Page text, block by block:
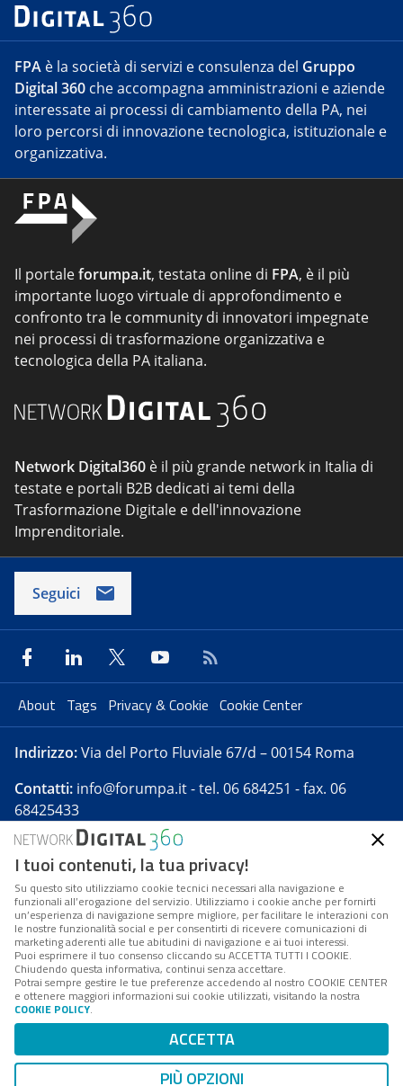
FPA è la società di servizi e consulenza del Gruppo
Digital 360 che accompagna amministrazioni e aziende
interessate ai processi di cambiamento della PA, nei
loro percorsi di innovazione tecnologica, istituzionale e
organizzativa.
Il portaleforumpa.it, testata online di FPA, è il più
importante luogo virtuale di approfondimento e
confronto tra le community di innovatori impegnate
nei processi di trasformazione organizzativa e
tecnologica della PA italiana.
Network Digital360 è il più grande network in Italia di
testate e portali B2B dedicati ai temi della
Trasformazione Digitale e dell'innovazione
Imprenditoriale.
Seguici
About Tags Privacy & Cookie Cookie Center
Indirizzo:Via del Porto Fluviale 67/d – 00154 Roma
Contatti: info@forumpa.it- tel. 06 684251 - fax. 06
68425433
Forumpa.itè una pubblicazione telematica iscritta
presso Registro della stampa del Tribunale di Roma -
Reg. n. 182 del 2 maggio 2008 - Direttore resp. Michela
Stentella
FPA s.r.l. è società soggetta a Direzione e
Coordinamento da parte di Digital360 S.p.A. - FPA s.r.l.
è un'azienda certificata per il sistema di management
Codice Fiscale/Partita IVA n. 10693191008 - R.E.A. Roma
n. 1249791. ISP AWS
Mappa del sito
I tuoi contenuti, la tua privacy!
Su questo sito utilizziamo cookie tecnici necessari alla navigazione e
funzionali all’erogazione del servizio. Utilizziamo i cookie anche per fornirti
un’esperienza di navigazione sempre migliore, per facilitare le interazioni con
le nostre funzionalità social e per consentirti di ricevere comunicazioni di
marketing aderenti alle tue abitudini di navigazione e ai tuoi interessi.
Puoi esprimere il tuo consenso cliccando su ACCETTA TUTTI I COOKIE.
Chiudendo questa informativa, continui senza accettare.
Potrai sempre gestire le tue preferenze accedendo al nostro COOKIE CENTER
e ottenere maggiori informazioni sui cookie utilizzati, visitando la nostra
COOKIE POLICY.
ACCETTA
PIÙ OPZIONI